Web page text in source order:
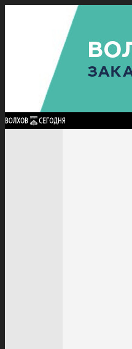
ГЛАВНАЯ ПОЛИТИКА
ПОЛИТИКА
КУЛЬТУРА
ПОСЕЛЕНИЯ